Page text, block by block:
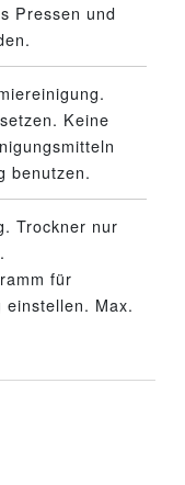
Pressen und
Keine
benutzen.
Trockner nur
für
einstellen. Max.